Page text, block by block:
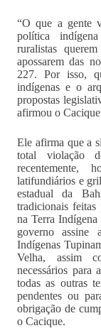
“O que a gente
política
ruralistas
apossarem das
227. Por isso,
indígenas e o
propostas
afirmou o
Ele afirma que a
total violação
recentemente,
latifundiários e
estadual da
tradicionais
na Terra
governo assine
Indígenas
Velha, assim
necessários para
todas as outras
pendentes ou
obrigação de
o Cacique.